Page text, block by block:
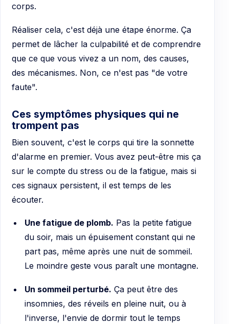
corps.
Réaliser cela, c'est déjà une étape énorme. Ça
permet de lâcher la culpabilité et de comprendre
que ce que vous vivez a un nom, des causes,
des mécanismes. Non, ce n'est pas "de votre
faute".
Ces symptômes physiques qui ne
trompent pas
Bien souvent, c'est le corps qui tire la sonnette
d'alarme en premier. Vous avez peut-être mis ça
sur le compte du stress ou de la fatigue, mais si
ces signaux persistent, il est temps de les
écouter.
Une fatigue de plomb. Pas la petite fatigue
du soir, mais un épuisement constant qui ne
part pas, même après une nuit de sommeil.
Le moindre geste vous paraît une montagne.
Un sommeil perturbé. Ça peut être des
insomnies, des réveils en pleine nuit, ou à
l'inverse, l'envie de dormir tout le temps